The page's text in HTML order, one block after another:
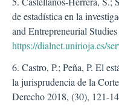
de estadística en la
and Entrepreneurial
https://dialnet.unirioja.es/
6. Castro, P.; Peña, P. El
la jurisprudencia de la
Derecho 2018, (30), 121-